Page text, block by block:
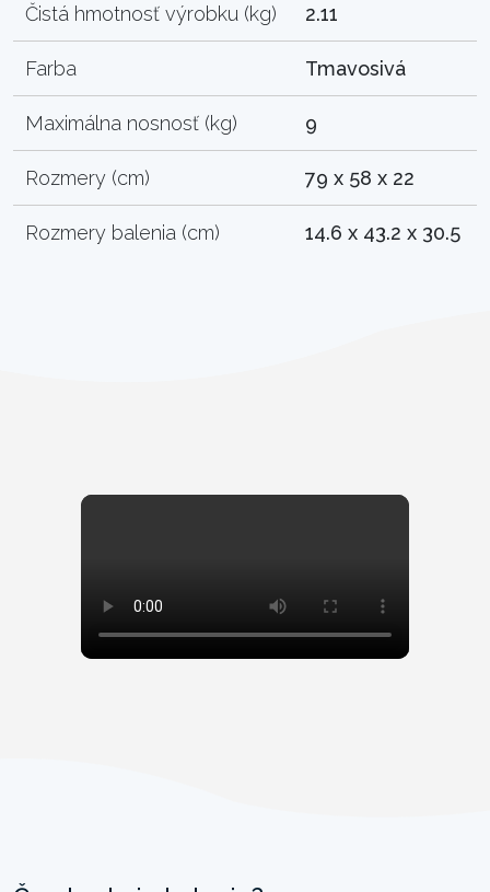
Čistá hmotnosť výrobku (kg) 2.11
Farba Tmavosivá
Maximálna nosnosť (kg) 9
Rozmery (cm) 79 x 58 x 22
Rozmery balenia (cm) 14.6 x 43.2 x 30.5